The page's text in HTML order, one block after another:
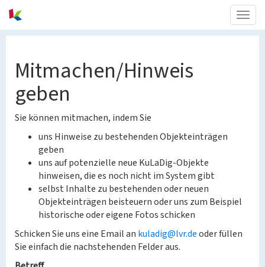
Mitmachen/Hinweis
geben
Sie können mitmachen, indem Sie
uns Hinweise zu bestehenden Objekteinträgen
geben
uns auf potenzielle neue KuLaDig-Objekte
hinweisen, die es noch nicht im System gibt
selbst Inhalte zu bestehenden oder neuen
Objekteinträgen beisteuern oder uns zum Beispiel
historische oder eigene Fotos schicken
Schicken Sie uns eine Email an kuladig@lvr.deoder füllen
Sie einfach die nachstehenden Felder aus.